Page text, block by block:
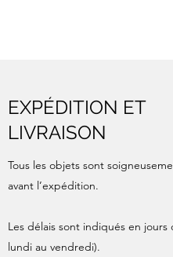
EXPÉDITION ET
LIVRAISON
Tous les objets sont
avant l’expédition.
Les délais sont indiqués en jours
lundi au vendredi).